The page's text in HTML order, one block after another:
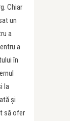
Chiar
un
a
a
în
la
și
să ofer